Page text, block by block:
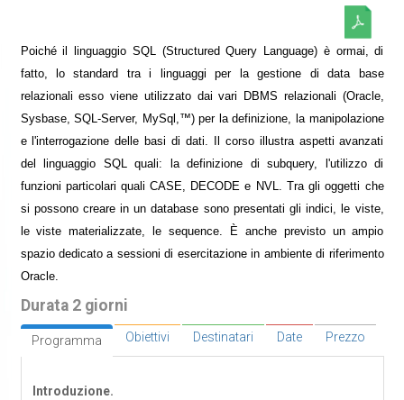
Poiché il linguaggio SQL (Structured Query Language) è ormai, di
fatto, lo standard tra i linguaggi per la gestione di data base
relazionali esso viene utilizzato dai vari DBMS relazionali (Oracle,
Sysbase, SQL-Server, MySql,™) per la definizione, la manipolazione
e l'interrogazione delle basi di dati. Il corso illustra aspetti avanzati
del linguaggio SQL quali: la definizione di subquery, l'utilizzo di
funzioni particolari quali CASE, DECODE e NVL. Tra gli oggetti che
si possono creare in un database sono presentati gli indici, le viste,
le viste materializzate, le sequence. È anche previsto un ampio
spazio dedicato a sessioni di esercitazione in ambiente di riferimento
Oracle.
Durata 2 giorni
Programma Obiettivi Destinatari Date Prezzo
Introduzione.